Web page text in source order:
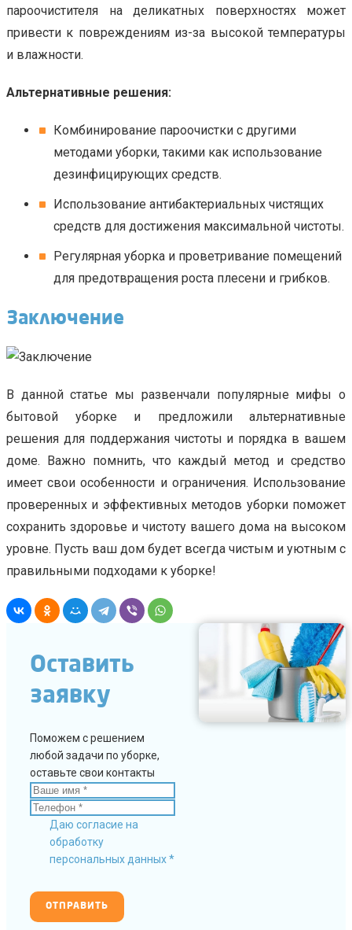
пароочистителя на деликатных поверхностях может
привести к повреждениям из-за высокой температуры
и влажности.
Альтернативные решения:
Комбинирование пароочистки с другими
методами уборки, такими как использование
дезинфицирующих средств.
Использование антибактериальных чистящих
средств для достижения максимальной чистоты.
Регулярная уборка и проветривание помещений
для предотвращения роста плесени и грибков.
Заключение
В данной статье мы развенчали популярные мифы о
бытовой уборке и предложили альтернативные
решения для поддержания чистоты и порядка в вашем
доме. Важно помнить, что каждый метод и средство
имеет свои особенности и ограничения. Использование
проверенных и эффективных методов уборки поможет
сохранить здоровье и чистоту вашего дома на высоком
уровне. Пусть ваш дом будет всегда чистым и уютным с
правильными подходами к уборке!
Оставить
заявку
Поможем с решением
любой задачи по уборке,
оставьте свои контакты
Даю согласие на
обработку
персональных данных *